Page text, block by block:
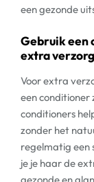
een gezonde
Gebruik een
extra
Voor extra
een
conditioners
zonder het
regelmatig een
je je haar de
gezonde en